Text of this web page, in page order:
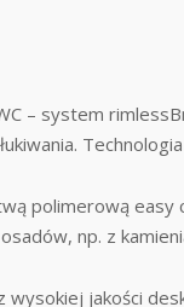
– system
polimerową easy
np. z
wysokiej jakości